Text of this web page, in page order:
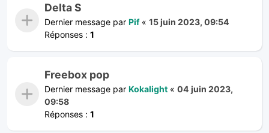
Delta S
Dernier message par Pif« 15 juin 2023, 09:54
Réponses : 1
Freebox pop
Dernier message par Kokalight « 04 juin 2023,
09:58
Réponses : 1